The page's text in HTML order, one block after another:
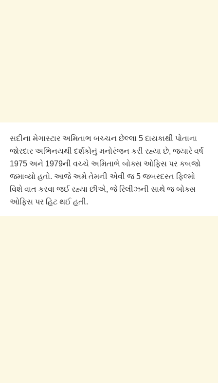
સદીના મેગાસ્ટાર અમિતાભ બચ્ચન છેલ્લા 5 દાયકાથી પોતાના
જોરદાર અભિનયથી દર્શકોનું મનોરંજન કરી રહ્યા છે, જ્યારે વર્ષ
1975 અને 1979ની વચ્ચે અમિતાભે બોક્સ ઓફિસ પર કબજો
જમાવ્યો હતો. આજે અમે તેમની એવી જ 5 જબરદસ્ત ફિલ્મો
વિશે વાત કરવા જઈ રહ્યા છીએ, જે રિલીઝની સાથે જ બોક્સ
ઓફિસ પર હિટ થઈ હતી.